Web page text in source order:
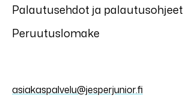
Palautusehdot ja palautusohjeet
Peruutuslomake
asiakaspalvelu@jesperjunior.fi